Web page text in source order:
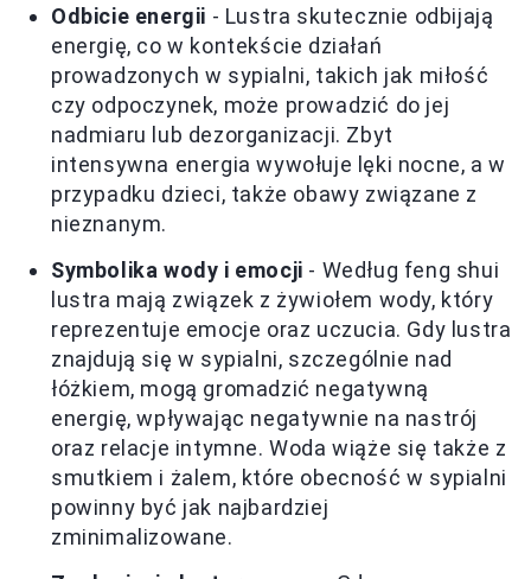
Odbicie energii - Lustra skutecznie odbijają
energię, co w kontekście działań
prowadzonych w sypialni, takich jak miłość
czy odpoczynek, może prowadzić do jej
nadmiaru lub dezorganizacji. Zbyt
intensywna energia wywołuje lęki nocne, a w
przypadku dzieci, także obawy związane z
nieznanym.
Symbolika wody i emocji - Według feng shui
lustra mają związek z żywiołem wody, który
reprezentuje emocje oraz uczucia. Gdy lustra
znajdują się w sypialni, szczególnie nad
łóżkiem, mogą gromadzić negatywną
energię, wpływając negatywnie na nastrój
oraz relacje intymne. Woda wiąże się także z
smutkiem i żalem, które obecność w sypialni
powinny być jak najbardziej
zminimalizowane.